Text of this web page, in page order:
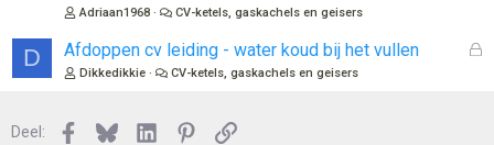
o
Adriaan1968 CV-ketels, gaskachels en geisers
D
G
Afdoppen cv leiding - water koud bij het vullen
Dikkedikkie CV-ketels, gaskachels en geisers
Deel: Facebook
BlueskyLinkedInPinterest
Link